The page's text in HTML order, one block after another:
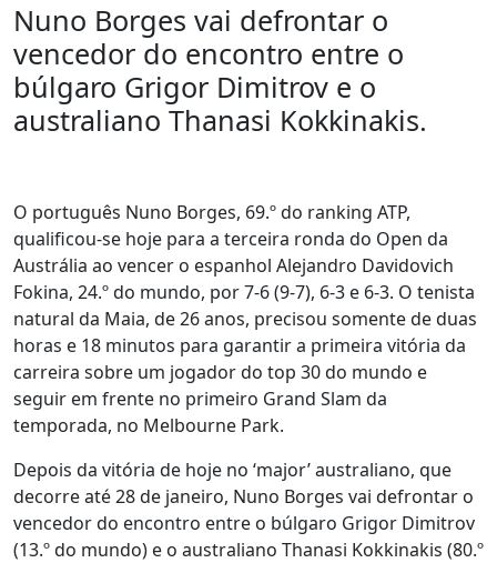
Nuno Borges vai defrontar o
vencedor do encontro entre o
búlgaro Grigor Dimitrov e o
australiano Thanasi Kokkinakis.
O português Nuno Borges, 69.º do ranking ATP,
qualificou-se hoje para a terceira ronda do Open da
Austrália ao vencer o espanhol Alejandro Davidovich
Fokina, 24.º do mundo, por 7-6 (9-7), 6-3 e 6-3. O tenista
natural da Maia, de 26 anos, precisou somente de duas
horas e 18 minutos para garantir a primeira vitória da
carreira sobre um jogador do top 30 do mundo e
seguir em frente no primeiro Grand Slam da
temporada, no Melbourne Park.
Depois da vitória de hoje no ‘major’ australiano, que
decorre até 28 de janeiro, Nuno Borges vai defrontar o
vencedor do encontro entre o búlgaro Grigor Dimitrov
(13.º do mundo) e o australiano Thanasi Kokkinakis (80.º